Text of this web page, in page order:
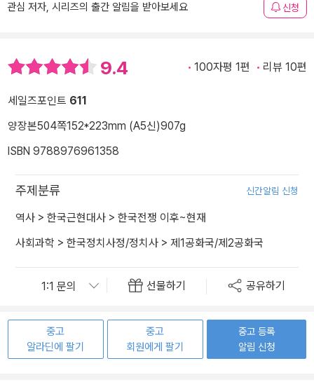
관심 저자, 시리즈의 출간 알림을 받아보세요 신청
9.4 100자평 1편 리뷰 10편
세일즈포인트 611
양장본504쪽152*223mm (A5신)907g
ISBN 9788976961358
주제분류 신간알림 신청
역사 > 한국근현대사 > 한국전쟁 이후~현재
사회과학 > 한국정치사정/정치사 > 제1공화국/제2공화국
선물하기 공유하기
중고
알라딘에 팔기
중고
회원에게 팔기
중고 등록
알림 신청